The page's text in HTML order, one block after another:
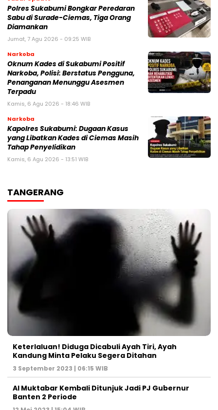
Polres Sukabumi Bongkar Peredaran
Sabu di Surade-Ciemas, Tiga Orang
Diamankan
Jumat, 7 Agu 2026 - 09:25 WIB
Narkoba
Oknum Kades di Sukabumi Positif
Narkoba, Polisi: Berstatus Pengguna,
Penanganan Menunggu Asesmen
Terpadu
Kamis, 6 Agu 2026 - 18:46 WIB
Narkoba
Kapolres Sukabumi: Dugaan Kasus
yang Libatkan Kades di Ciemas Masih
Tahap Penyelidikan
Kamis, 6 Agu 2026 - 13:51 WIB
TANGERANG
Keterlaluan! Diduga Dicabuli Ayah Tiri, Ayah
Kandung Minta Pelaku Segera Ditahan
3 September 2023 | 06:15 WIB
Al Muktabar Kembali Ditunjuk Jadi PJ Gubernur
Banten 2 Periode